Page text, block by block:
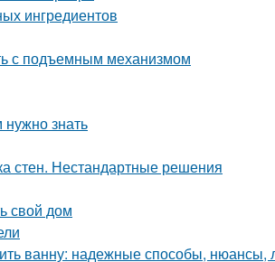
ингредиентов
с подъемным механизмом
знать
стен. Нестандартные решения
свой дом
ванну: надежные способы, нюансы,